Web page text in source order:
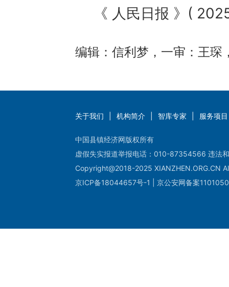
《 人民日报 》(
编辑：信利梦，一审：王琛
关于我们 机构简介 智库专家 服务项目
中国县镇经济网版权所有
虚假失实报道举报电话：010-87354566 违法
Copyright@2018-2025 XIANZHEN.ORG.CN
京ICP备18044657号-1 | 京公安网备案